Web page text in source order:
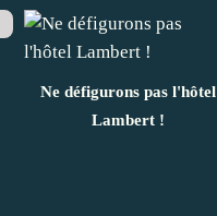
Ne défigurons pas l'hôtel
Lambert !